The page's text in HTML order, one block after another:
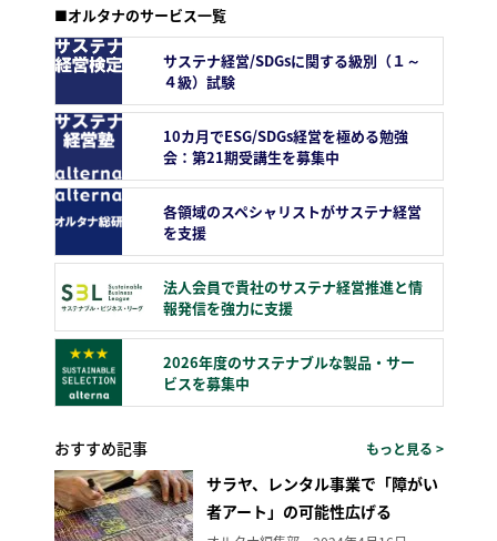
■オルタナのサービス一覧
サステナ経営/SDGsに関する級別（１～
４級）試験
10カ月でESG/SDGs経営を極める勉強
会：第21期受講生を募集中
各領域のスペシャリストがサステナ経営
を支援
法人会員で貴社のサステナ経営推進と情
報発信を強力に支援
2026年度のサステナブルな製品・サー
ビスを募集中
おすすめ記事 もっと見る >
サラヤ、レンタル事業で「障がい
者アート」の可能性広げる